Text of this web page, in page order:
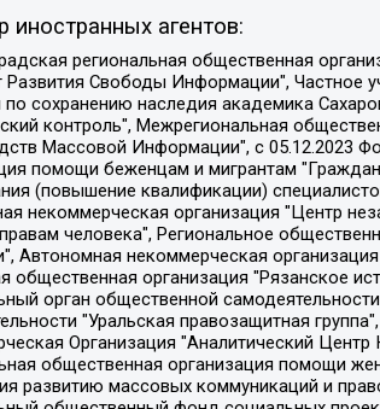
иностранных агентов:
Средств Массовой Информации", с 05.12.2023 Фонд "Центр Защиты Прав Средств массовой информации", Региональная общественная благотворительная организация помощи беженцам и мигрантам "Гражданское содействие", Негосударственное образовательное учреждение дополнительного профессионального образования (повышение квалификации) специалистов "АКАДЕМИЯ ПО ПРАВАМ ЧЕЛОВЕКА", Свердловская региональная общественная организация "Сутяжник", Автономная некоммерческая организация "Центр независимых социологических исследований", Союз общественных объединений "Российский исследовательский центр по правам человека", Региональное общественное учреждение научно-информационный центр "МЕМОРИАЛ", Некоммерческая организация "Фонд защиты гласности", Автономная некоммерческая организация "Институт прав человека", Городская общественная организация "Екатеринбургское общество "МЕМОРИАЛ", Городская общественная организация "Рязанское историко-просветительское и правозащитное общество "Мемориал" (Рязанский Мемориал), Челябинский региональный орган общественной самодеятельности – женское общественное объединение "Женщины Евразии", Челябинский региональный орган общественной самодеятельности "Уральская правозащитная группа", Фонд содействия защите здоровья и социальной справедливости имени Андрея Рылькова, Автономная Некоммерческая Организация "Аналитический Центр Юрия Левады", Автономная некоммерческая организация социальной поддержки населения "Проект Апрель", Региональная общественная организация помощи женщинам и детям, находящимся в кризисной ситуации "Информационно-методический центр "Анна", Фонд содействия развитию массовых коммуникаций и правовому просвещению "Так-так-Так", Фонд содействия устойчивому развитию "Серебряная тайга", Свердловский региональный общественный фонд социальных проектов "Новое время", "Idel.Реалии", Кавказ.Реалии, Крым.Реалии, Телеканал Настоящее Время, Татаро-башкирская служба Радио Свобода (Azatliq Radiosi), Радио Свободная Европа/Радио Свобода (PCE/PC), "Сибирь.Реалии", "Фактограф", Благотворительный фонд помощи осужденным и их семьям, Автономная некоммерческая организация "Институт глобализации и социальных движений", Фонд "В защиту прав заключенных", Частное учреждение "Центр поддержки и содействия развитию средств массовой информации", Пензенский региональный общественный благотворительный фонд "Гражданский союз", "Север.Реалии", Некоммерческая организация Фонд "Правовая инициатива", Общество с ограниченной ответственностью "Радио Свободная Европа/Радио Свобода", Чешское информационное агентство "MEDIUM-